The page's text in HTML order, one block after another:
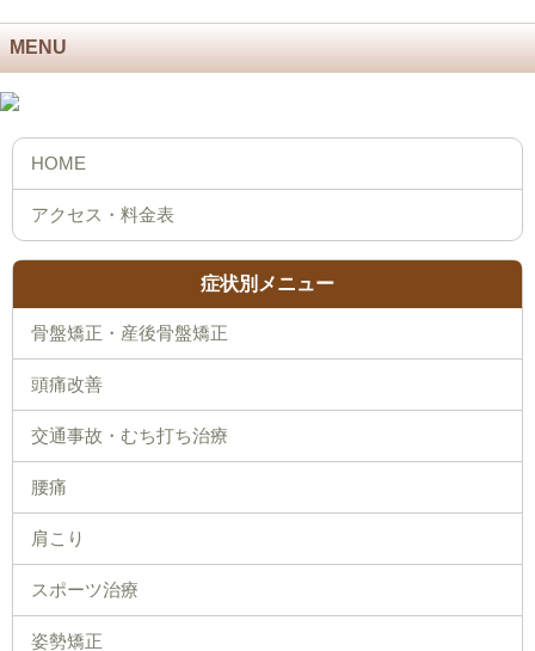
MENU
症状別メニュー
骨盤矯正・産後骨盤矯正
頭痛改善
交通事故・むち打ち治療
腰痛
肩こり
スポーツ治療
姿勢矯正